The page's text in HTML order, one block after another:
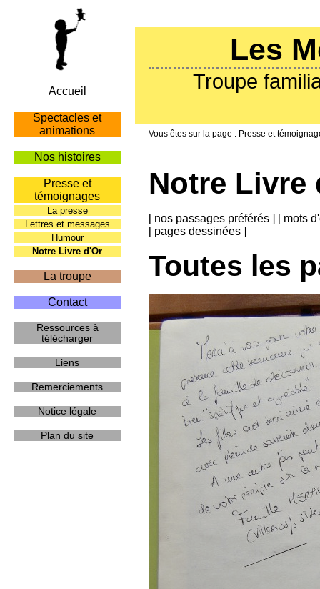
Les
Troupe
Presse et
Notre Livre
[ nos passages préférés] [ mots
[ pages dessinées]
Toutes les
Accueil
Spectacles et
animations
Nos histoires
Presse et
témoignages
La presse
Lettres et messages
Humour
Notre Livre d'Or
La troupe
Contact
Ressources à
télécharger
Liens
Remerciements
Notice légale
Plan du site